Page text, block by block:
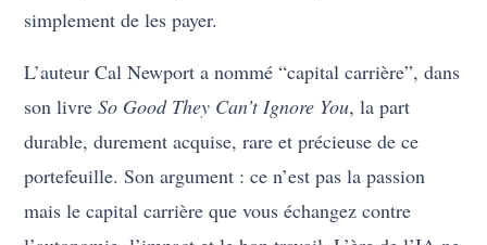
simplement de les payer.
L’auteur Cal Newport a nommé “capital carrière”, dans
son livreSo Good They Can’t Ignore You, la part
durable, durement acquise, rare et précieuse de ce
portefeuille. Son argument : ce n’est pas la passion
mais le capital carrière que vous échangez contre